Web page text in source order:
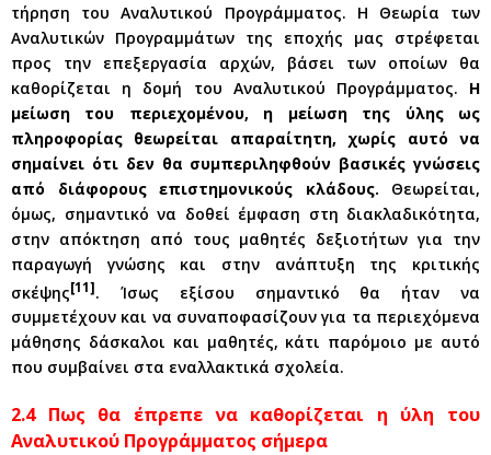
τήρηση του Αναλυτικού Προγράμματος. Η Θεωρία των
Αναλυτικών Προγραμμάτων της εποχής μας στρέφεται
προς την επεξεργασία αρχών, βάσει των οποίων θα
καθορίζεται η δομή του Αναλυτικού Προγράμματος. Η
μείωση του περιεχομένου, η μείωση της ύλης ως
πληροφορίας θεωρείται απαραίτητη, χωρίς αυτό να
σημαίνει ότι δεν θα συμπεριληφθούν βασικές γνώσεις
από διάφορους επιστημονικούς κλάδους. Θεωρείται,
όμως, σημαντικό να δοθεί έμφαση στη διακλαδικότητα,
στην απόκτηση από τους μαθητές δεξιοτήτων για την
παραγωγή γνώσης και στην ανάπτυξη της κριτικής
σκέψης[11]. Ίσως εξίσου σημαντικό θα ήταν να
συμμετέχουν και να συναποφασίζουν για τα περιεχόμενα
μάθησης δάσκαλοι και μαθητές, κάτι παρόμοιο με αυτό
που συμβαίνει στα εναλλακτικά σχολεία.
2.4 Πως θα έπρεπε να καθορίζεται η ύλη του
Αναλυτικού Προγράμματος σήμερα